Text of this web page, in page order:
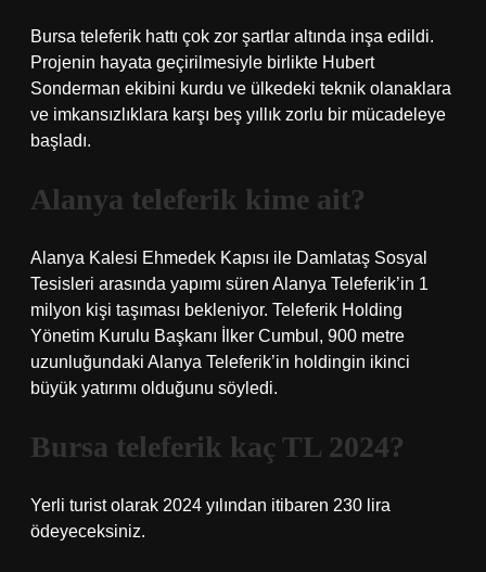
Bursa teleferik hattı çok zor şartlar altında inşa edildi.
Projenin hayata geçirilmesiyle birlikte Hubert
Sonderman ekibini kurdu ve ülkedeki teknik olanaklara
ve imkansızlıklara karşı beş yıllık zorlu bir mücadeleye
başladı.
Alanya teleferik kime ait?
Alanya Kalesi Ehmedek Kapısı ile Damlataş Sosyal
Tesisleri arasında yapımı süren Alanya Teleferik’in 1
milyon kişi taşıması bekleniyor. Teleferik Holding
Yönetim Kurulu Başkanı İlker Cumbul, 900 metre
uzunluğundaki Alanya Teleferik’in holdingin ikinci
büyük yatırımı olduğunu söyledi.
Bursa teleferik kaç TL 2024?
Yerli turist olarak 2024 yılından itibaren 230 lira
ödeyeceksiniz.